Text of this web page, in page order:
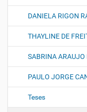
DANIELA RIGON
THAYLINE DE
SABRINA ARAUJO
PAULO JORGE
Teses